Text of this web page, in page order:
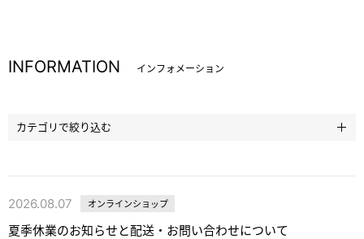
INFORMATION インフォメーション
カテゴリで絞り込む
2026.08.07 オンラインショップ
夏季休業のお知らせと配送・お問い合わせについて